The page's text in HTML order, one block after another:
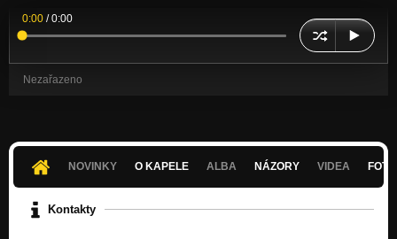
0:00 /0:00
Nezařazeno
NOVINKY O KAPELE ALBA NÁZORY VIDEA
Kontakty